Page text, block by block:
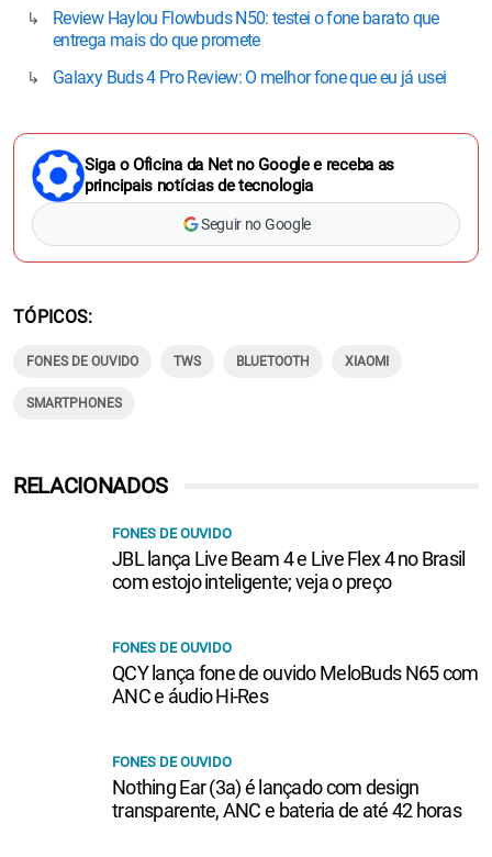
Review Haylou Flowbuds N50: testei o fone barato que
entrega mais do que promete
Galaxy Buds 4 Pro Review: O melhor fone que eu já usei
Siga o Oficina da Net no Google e receba as
principais notícias de tecnologia
Seguir no Google
TÓPICOS
FONES DE OUVIDO TWS BLUETOOTH XIAOMI
SMARTPHONES
RELACIONADOS
FONES DE OUVIDO
JBL lança Live Beam 4 e Live Flex 4 no Brasil
com estojo inteligente; veja o preço
FONES DE OUVIDO
QCY lança fone de ouvido MeloBuds N65 com
ANC e áudio Hi-Res
FONES DE OUVIDO
Nothing Ear (3a) é lançado com design
transparente, ANC e bateria de até 42 horas